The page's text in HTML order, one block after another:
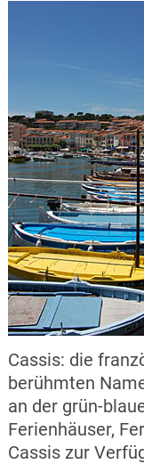
Cassis: die
berühmten
an der grün-
Ferienhäuser,
Cassis zur